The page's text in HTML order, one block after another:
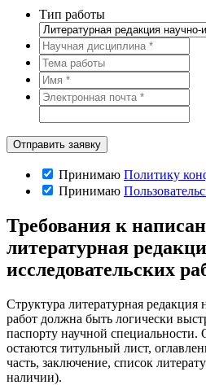
Тип работы
Принимаю Политику
Принимаю
Требования к
литературная
исследовательских
Структура литературная редакция
работ должна быть логически
паспорту научной специальности.
остаются титульный лист,
часть, заключение, список
наличии).